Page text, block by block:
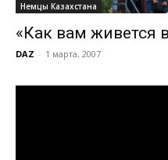
Немцы Казахстана
«Как вам живется
DAZ - 1 марта, 2007